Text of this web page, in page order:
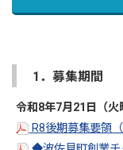
1．募集期間
令和8年7月21日（
R8後期募集要領